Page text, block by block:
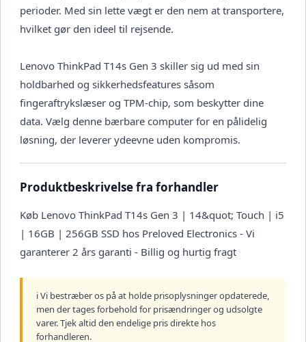
perioder. Med sin lette vægt er den nem at transportere,
hvilket gør den ideel til rejsende.
Lenovo ThinkPad T14s Gen 3 skiller sig ud med sin
holdbarhed og sikkerhedsfeatures såsom
fingeraftrykslæser og TPM-chip, som beskytter dine
data. Vælg denne bærbare computer for en pålidelig
løsning, der leverer ydeevne uden kompromis.
Produktbeskrivelse fra forhandler
Køb Lenovo ThinkPad T14s Gen 3 | 14&quot; Touch | i5
| 16GB | 256GB SSD hos Preloved Electronics - Vi
garanterer 2 års garanti - Billig og hurtig fragt
ℹ️ Vi bestræber os på at holde prisoplysninger opdaterede,
men der tages forbehold for prisændringer og udsolgte
varer. Tjek altid den endelige pris direkte hos
forhandleren.